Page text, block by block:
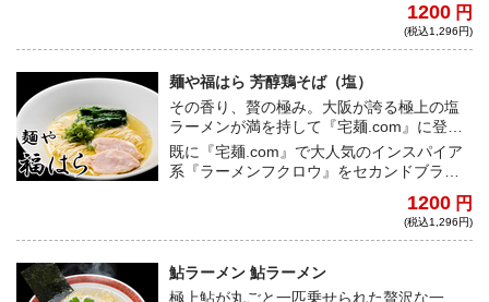
かな塩味を生み出している。程よくちぢれ
たモチモチの麺は綿肌が美しく、すべるよ
だ！
1200 円
(税込1,296円)
麺や福はら 芳醇鶏そば（塩）
その香り、贅の極み。大阪が誇る極上の塩
ラーメンが満を持して『宅麺.com』に登
場。
既に『宅麺.com』で大人気のインスパイア
系『ラーメンフクロウ』をセカンドブラン
場。黄金色に輝く美しいスープを一口飲む
と、その見た目からは想像できないほど強
抜けていく芳醇な鶏油の香りは、一般的な
清湯ラーメンとは一線を画していると言え
1200 円
(税込1,296円)
鮎ラーメン 鮎ラーメン
極上鮎が丸ごと一匹乗せられた贅沢な一